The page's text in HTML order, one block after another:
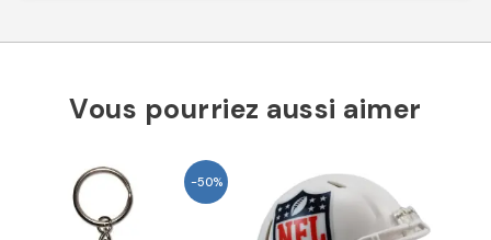
Vous pourriez aussi aimer
-50%